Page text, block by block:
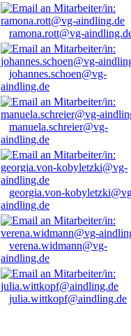
ramona.rott@vg-
johannes.schoen@vg-
aindling.de
manuela.schreier@vg-
aindling.de
georgia.von-
aindling.de
verena.widmann@vg-
aindling.de
julia.wittkopf@aindling.de